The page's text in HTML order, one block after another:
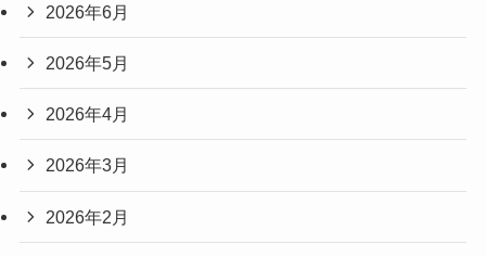
2026年6月
2026年5月
2026年4月
2026年3月
2026年2月